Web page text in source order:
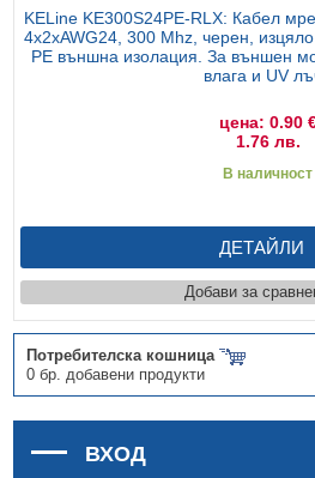
KELine KE300S24PE-RLX: Кабел
4x2xAWG24, 300 Mhz, черен,
PE външна изолация. За външен
влага и UV
цена: 0.90
1.76 лв.
В наличност
ДЕТАЙЛИ
Добави за
Потребителска кошница
0 бр. добавени продукти
ВХОД